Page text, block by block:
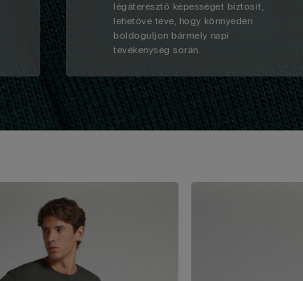
légáteresztő képességet biztosít,
lehetővé téve, hogy könnyedén
boldoguljon bármely napi
tevékenység során.